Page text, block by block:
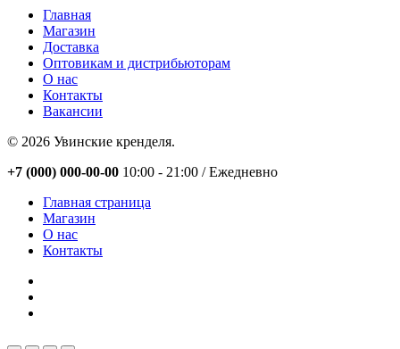
Главная
Магазин
Доставка
Оптовикам и дистрибьюторам
О нас
Контакты
Вакансии
© 2026 Увинские кренделя.
Close
+7 (000) 000-00-00 10:00 - 21:00 / Eжедневно
Главная страница
Магазин
О нас
Контакты